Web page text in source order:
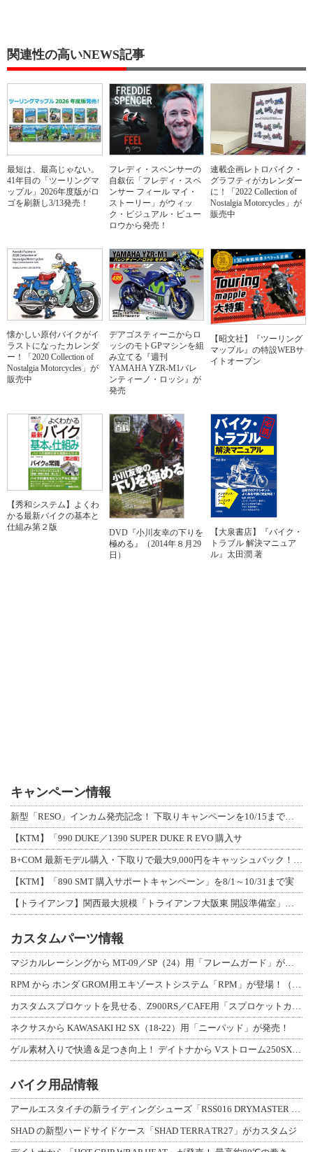
関連性の高いNEWS記事
最短は、最高じゃない。
41年目の「ツーリングマ
ップル」2026年度版がロ
ゴを刷新し3/13発売！
フレディ・スペンサーの
自叙伝「フレディ・スペ
ンサー フィール マイ・
ストーリー」がウィッ
ク・ビジュアル・ビュー
ロウから発売！
連載企画レトロバイク・
グラフティがカレンダー
に！「2022 Collection of
Nostalgia Motorcycles」が
販売中
懐かしい原付バイクがイ
ラストになったカレンダ
ー！「2020 Collection of
Nostalgia Motorcycles」が
販売中
デアゴスティーニからロ
ッシのモトGPマシンを組
み立てる『週刊
YAMAHA YZR-M1バレ
ンティーノ・ロッシ』が
発売
【昭文社】『ツーリング
マップル』の特設WEBサ
イトオープン
【秀和システム】よくわ
かる最新バイクの基本と
仕組み第２版
DVD『小川友幸の下りを
極める』（2014年８月29
日）
【大泉書店】『バイク・
トラブル 解決マニュア
ル』太田潤 著
キャンペーン情報
【KTM】「990 DUKE／1390 SUPER DUKE R EVO 購入サ
【KTM】「890 SMT 購入サポートキャンペーン」を8/1～10/31まで実
カスタムパーツ情報
ネクサスから KAWASAKI H2 SX（18-22）用「ニーパッド」が発売！
バイク用品情報
SHAD の新型ハードサイドケース「SHAD TERRA TR27」がカスタムジ